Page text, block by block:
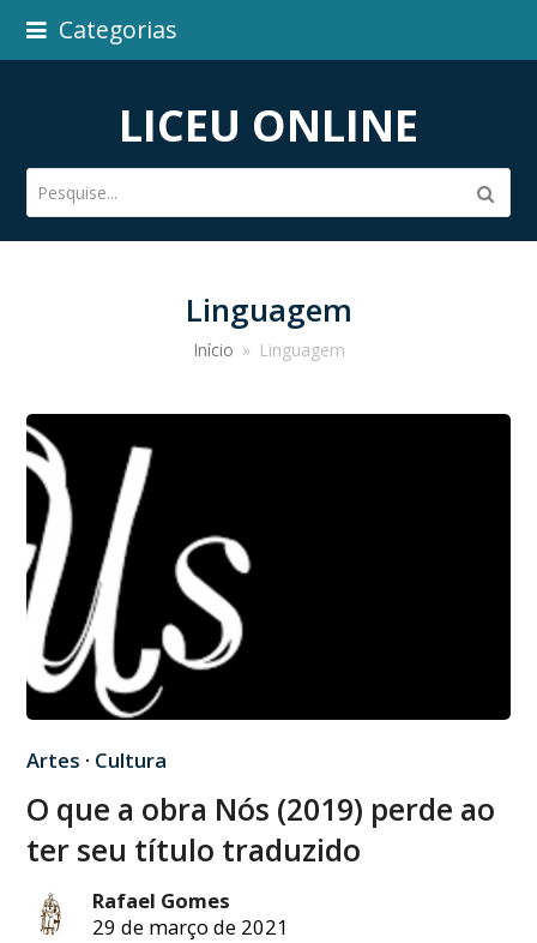
Categorias
LICEU ONLINE
Pesquise...
Linguagem
Início » Linguagem
Artes · Cultura
O que a obra Nós (2019) perde ao
ter seu título traduzido
Rafael Gomes
29 de março de 2021